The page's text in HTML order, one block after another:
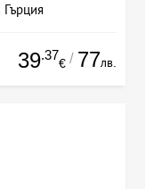
39.37
€ / 77лв.